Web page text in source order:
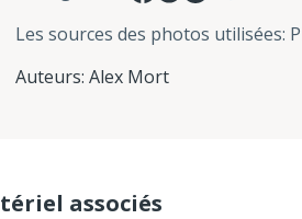
Les sources des photos utilisées:
Auteurs: Alex Mort
associés